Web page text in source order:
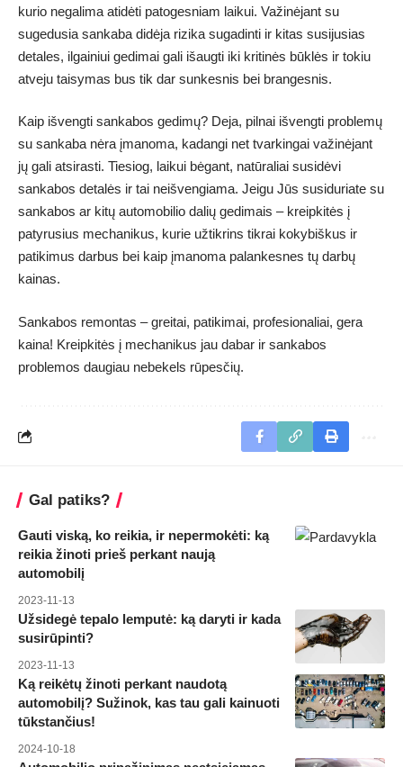
kurio negalima atidėti patogesniam laikui. Važinėjant su
sugedusia sankaba didėja rizika sugadinti ir kitas susijusias
detales, ilgainiui gedimai gali išaugti iki kritinės būklės ir tokiu
atveju taisymas bus tik dar sunkesnis bei brangesnis.
Kaip išvengti sankabos gedimų? Deja, pilnai išvengti problemų
su sankaba nėra įmanoma, kadangi net tvarkingai važinėjant
jų gali atsirasti. Tiesiog, laikui bėgant, natūraliai susidėvi
sankabos detalės ir tai neišvengiama. Jeigu Jūs susiduriate su
sankabos ar kitų automobilio dalių gedimais – kreipkitės į
patyrusius mechanikus, kurie užtikrins tikrai kokybiškus ir
patikimus darbus bei kaip įmanoma palankesnes tų darbų
kainas.
Sankabos remontas – greitai, patikimai, profesionaliai, gera
kaina! Kreipkitės į mechanikus jau dabar ir sankabos
problemos daugiau nebekels rūpesčių.
Gal patiks?
Gauti viską, ko reikia, ir nepermokėti: ką
reikia žinoti prieš perkant naują
automobilį
2023-11-13
Užsidegė tepalo lemputė: ką daryti ir kada
susirūpinti?
2023-11-13
Ką reikėtų žinoti perkant naudotą
automobilį? Sužinok, kas tau gali kainuoti
tūkstančius!
2024-10-18